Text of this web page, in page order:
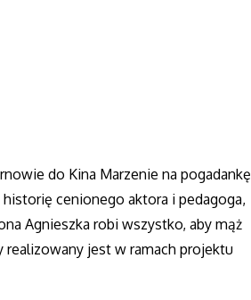
do Kina Marzenie na pogadankę
cenionego aktora i pedagoga,
Agnieszka robi wszystko, aby mąż
jest w ramach projektu